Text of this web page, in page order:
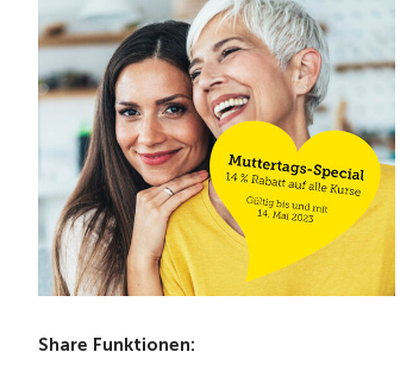
Share Funktionen: